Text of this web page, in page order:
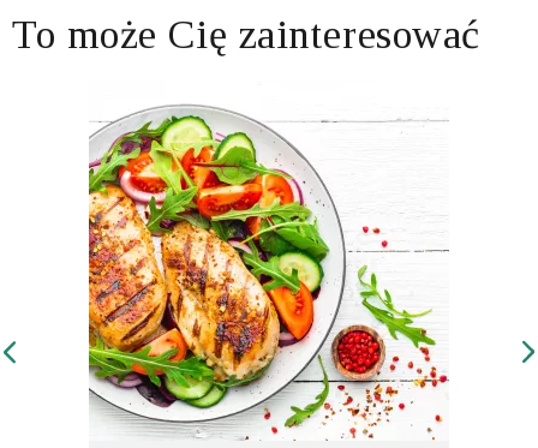
To może Cię zainteresować